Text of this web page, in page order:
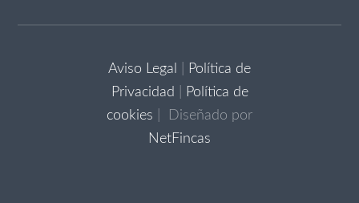
Aviso Legal
Política de
Privacidad
Política de
cookies | Diseñado por
NetFincas